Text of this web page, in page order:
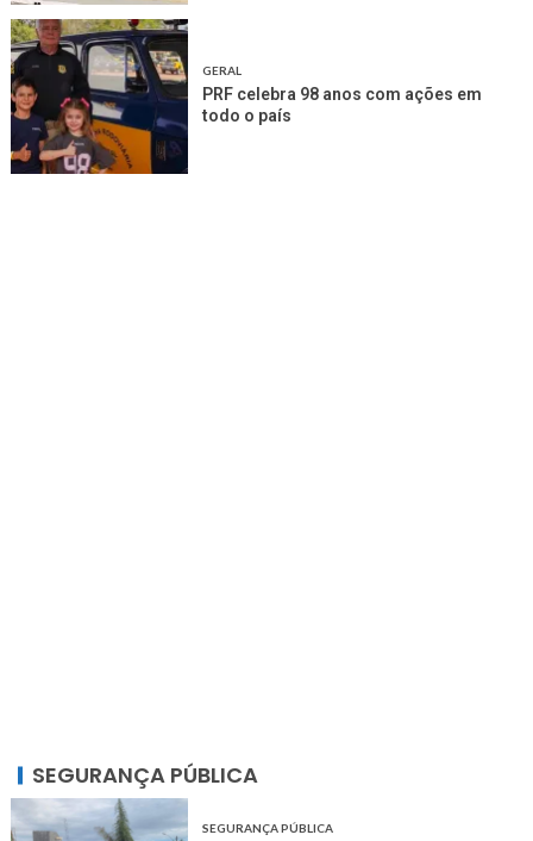
GERAL
PRF celebra 98 anos com ações em
todo o país
SEGURANÇA PÚBLICA
SEGURANÇA PÚBLICA